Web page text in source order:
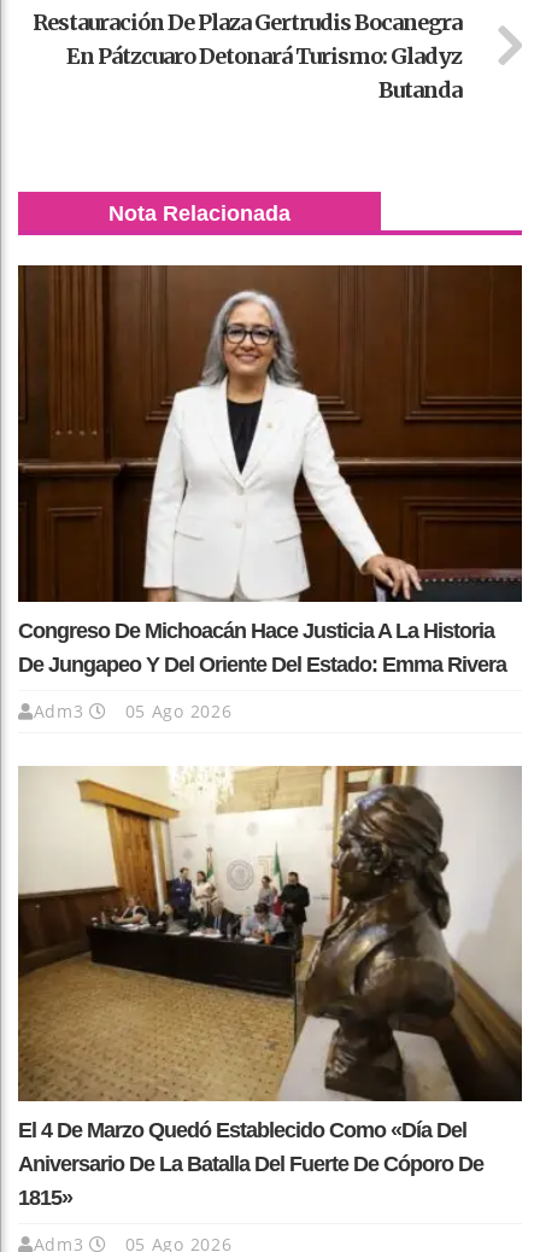
Restauración De Plaza Gertrudis Bocanegra
En Pátzcuaro Detonará Turismo: Gladyz
Butanda
Nota Relacionada
Congreso De Michoacán Hace Justicia A La Historia
De Jungapeo Y Del Oriente Del Estado: Emma Rivera
Adm3 05 Ago 2026
El 4 De Marzo Quedó Establecido Como «Día Del
Aniversario De La Batalla Del Fuerte De Cóporo De
1815»
Adm3 05 Ago 2026